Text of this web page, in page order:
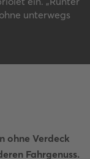
unterwegs
ohne Verdeck
Fahrgenuss.